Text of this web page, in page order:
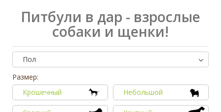
Питбули в дар - взрослые
собаки и щенки!
Пол
Размер:
Крошечный
Небольшой